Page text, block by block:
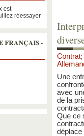
est
réessayer
FRANÇAIS -
Une
avec
de la
Que ce
déplace